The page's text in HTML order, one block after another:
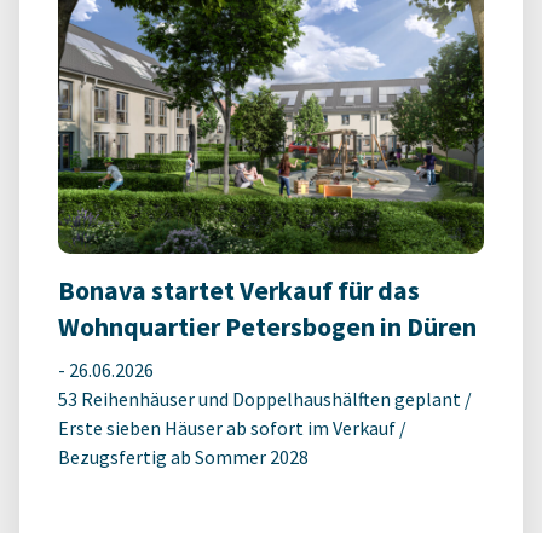
Bonava startet Verkauf für das
Wohnquartier Petersbogen in Düren
- 26.06.2026
53 Reihenhäuser und Doppelhaushälften geplant /
Erste sieben Häuser ab sofort im Verkauf /
Bezugsfertig ab Sommer 2028